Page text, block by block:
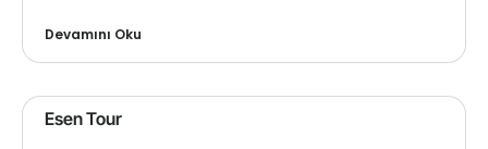
Devamını Oku
Esen Tour